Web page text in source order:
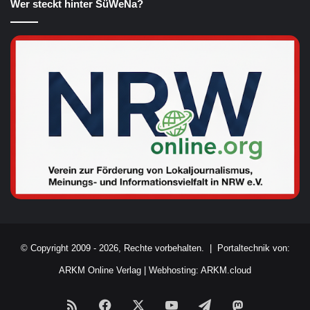
Wer steckt hinter SüWeNa?
© Copyright 2009 - 2026, Rechte vorbehalten. | Portaltechnik von:
ARKM Online Verlag Webhosting: ARKM.cloud
RSS Facebook YouTubeTelegram